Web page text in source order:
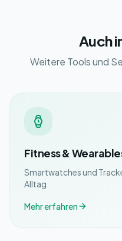
Auch
Weitere Tools und
Fitness &
Smartwatches und
Alltag.
Mehr erfahren